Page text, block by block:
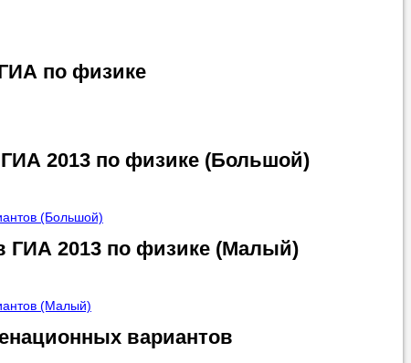
по физике
2013 по физике (Большой)
(Большой)
ГИА 2013 по физике (Малый)
(Малый)
вариантов